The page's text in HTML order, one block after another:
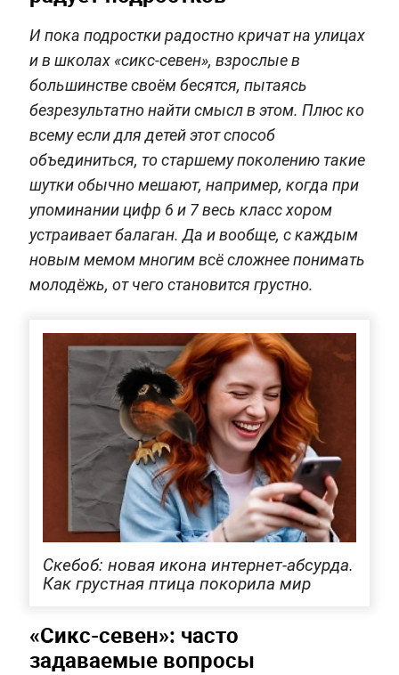
И пока подростки радостно кричат на улицах
и в школах «сикс-севен», взрослые в
большинстве своём бесятся, пытаясь
безрезультатно найти смысл в этом. Плюс ко
всему если для детей этот способ
объединиться, то старшему поколению такие
шутки обычно мешают, например, когда при
упоминании цифр 6 и 7 весь класс хором
устраивает балаган. Да и вообще, с каждым
новым мемом многим всё сложнее понимать
молодёжь, от чего становится грустно.
Скебоб: новая икона интернет-абсурда.
Как грустная птица покорила мир
«Сикс-севен»: часто
задаваемые вопросы